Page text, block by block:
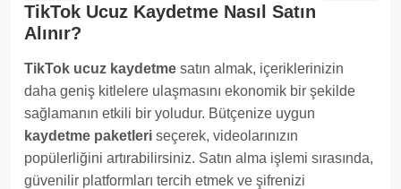
TikTok Ucuz Kaydetme Nasıl Satın
Alınır?
TikTok ucuz kaydetme satın almak, içeriklerinizin
daha geniş kitlelere ulaşmasını ekonomik bir şekilde
sağlamanın etkili bir yoludur. Bütçenize uygun
kaydetme paketleri seçerek, videolarınızın
popülerliğini artırabilirsiniz. Satın alma işlemi sırasında,
güvenilir platformları tercih etmek ve şifrenizi